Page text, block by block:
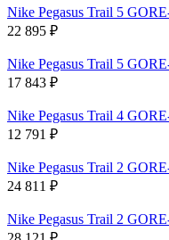
Nike Pegasus Trail 5
22 895 ₽
Nike Pegasus Trail 5
17 843 ₽
Nike Pegasus Trail 4
12 791 ₽
Nike Pegasus Trail 2
24 811 ₽
Nike Pegasus Trail 2